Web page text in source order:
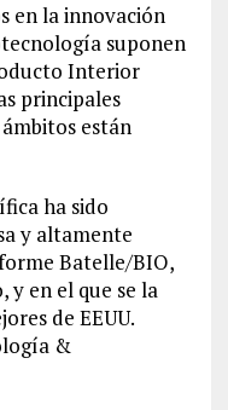
en la innovación
suponen
Interior
principales
están
ha sido
y altamente
Batelle/BIO,
y en el que se la
de EEUU.
&